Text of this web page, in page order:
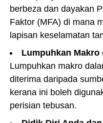
berbeza dan dayakan
Faktor (MFA) di mana
lapisan keselamatan
Lumpuhkan Makro
Lumpuhkan makro
diterima daripada
kerana ini boleh
perisian tebusan.